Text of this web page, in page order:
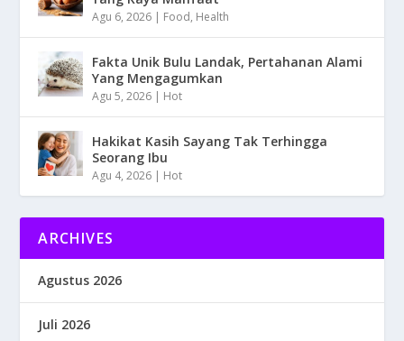
Agu 6, 2026 | Food, Health
Fakta Unik Bulu Landak, Pertahanan Alami
Yang Mengagumkan
Agu 5, 2026 | Hot
Hakikat Kasih Sayang Tak Terhingga
Seorang Ibu
Agu 4, 2026 | Hot
ARCHIVES
Agustus 2026
Juli 2026